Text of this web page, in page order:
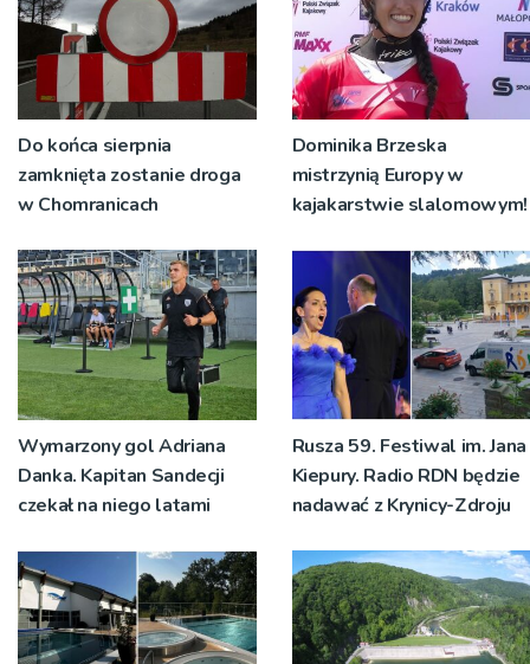
Do końca sierpnia
zamknięta zostanie droga
w Chomranicach
Dominika Brzeska
mistrzynią Europy w
kajakarstwie slalomowym!
Wymarzony gol Adriana
Danka. Kapitan Sandecji
czekał na niego latami
Rusza 59. Festiwal im. Jana
Kiepury. Radio RDN będzie
nadawać z Krynicy-Zdroju